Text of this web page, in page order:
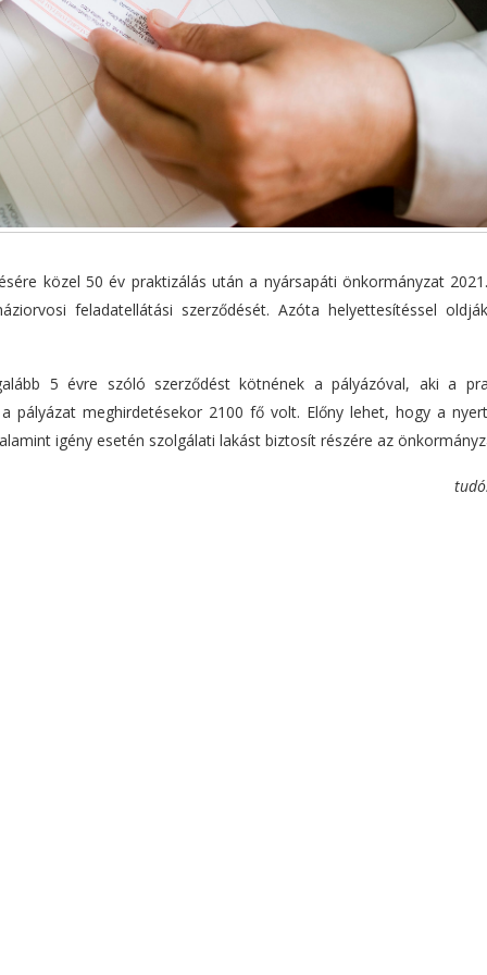
közel 50 év praktizálás után a nyársapáti önkormányzat
feladatellátási szerződését. Azóta helyettesítéssel
5 évre szóló szerződést kötnének a pályázóval, aki a
pályázat meghirdetésekor 2100 fő volt. Előny lehet, hogy a
igény esetén szolgálati lakást biztosít részére az